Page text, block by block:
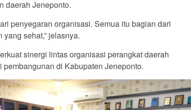
daerah Jeneponto.
penyegaran organisasi. Semua itu bagian dari
sehat,” jelasnya.
sinergi lintas organisasi perangkat daerah
di Kabupaten Jeneponto.